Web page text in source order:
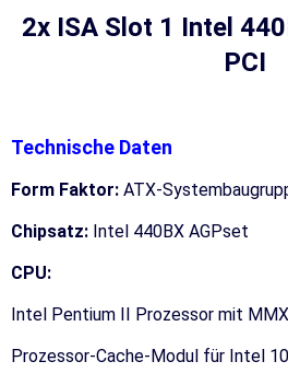
2x ISA Slot 1 Intel
PCI
Technische Daten
Form Faktor: ATX-
Chipsatz: Intel 440BX AGPset
CPU:
Intel Pentium II Prozessor mit
Prozessor-Cache-Modul für Intel